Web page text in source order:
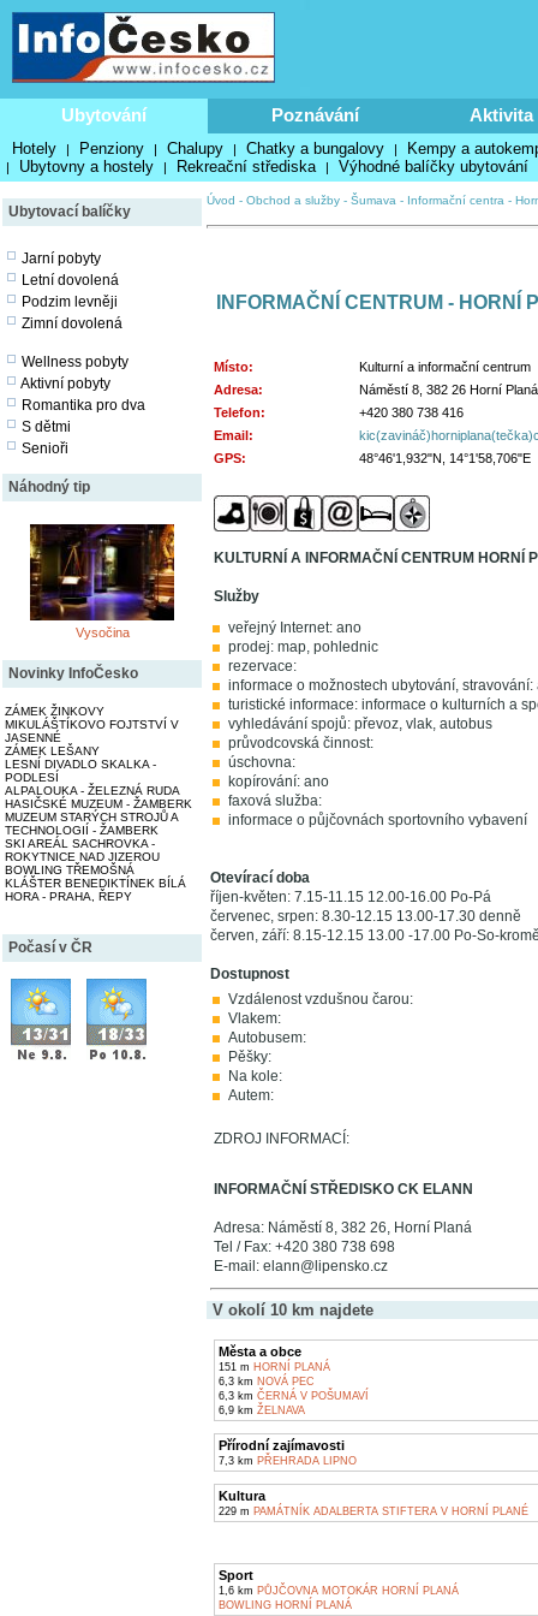
Ubytování Poznávání Aktivita
Hotely | Penziony | Chalupy | Chatky a bungalovy | Kempy a
| Ubytovny a hostely | Rekreační střediska | Výhodné balíčky ubytování
Ubytovací balíčky
Jarní pobyty
Letní dovolená
Podzim levněji
Zimní dovolená
Wellness pobyty
Aktivní pobyty
Romantika pro dva
S dětmi
Senioři
Náhodný tip
Vysočina
Novinky InfoČesko
ZÁMEK ŽINKOVY
MIKULÁŠTÍKOVO FOJTSTVÍ V
JASENNÉ
ZÁMEK LEŠANY
LESNÍ DIVADLO SKALKA -
PODLESÍ
ALPALOUKA - ŽELEZNÁ RUDA
HASIČSKÉ MUZEUM - ŽAMBERK
MUZEUM STARÝCH STROJŮ A
TECHNOLOGIÍ - ŽAMBERK
SKI AREÁL SACHROVKA -
ROKYTNICE NAD JIZEROU
BOWLING TŘEMOŠNÁ
KLÁŠTER BENEDIKTÍNEK BÍLÁ
HORA - PRAHA, ŘEPY
Počasí v ČR
Úvod - Obchod a služby - Šumava - Informační centra -
INFORMAČNÍ CENTRUM - HORNÍ
Místo:
Kulturní a informační centrum
Adresa:
Náměstí 8, 382 26 Horní Planá
Telefon:
+420 380 738 416
Email:
GPS:
48°46'1,932"N, 14°1'58,706"E
KULTURNÍ A INFORMAČNÍ CENTRUM HORNÍ
Služby
veřejný Internet: ano
prodej: map, pohlednic
rezervace:
informace o možnostech ubytování, stravování:
turistické informace: informace o kulturních a
vyhledávání spojů: převoz, vlak, autobus
průvodcovská činnost:
úschovna:
kopírování: ano
faxová služba:
informace o půjčovnách sportovního vybavení
Otevírací doba
říjen-květen: 7.15-11.15 12.00-16.00 Po-Pá
červenec, srpen: 8.30-12.15 13.00-17.30 denně
červen, září: 8.15-12.15 13.00 -17.00 Po-So-
Dostupnost
Vzdálenost vzdušnou čarou:
Vlakem:
Autobusem:
Pěšky:
Na kole:
Autem:
ZDROJ INFORMACÍ:
INFORMAČNÍ STŘEDISKO CK ELANN
Adresa: Náměstí 8, 382 26, Horní Planá
Tel / Fax: +420 380 738 698
E-mail: elann@lipensko.cz
V okolí 10 km najdete
Města a obce
151 m HORNÍ PLANÁ
6,3 km NOVÁ PEC
6,3 km ČERNÁ V POŠUMAVÍ
6,9 km ŽELNAVA
Přírodní zajímavosti
7,3 km PŘEHRADA LIPNO
Kultura
229 m PAMÁTNÍK ADALBERTA STIFTERA V HORNÍ PLANÉ
Sport
1,6 km PŮJČOVNA MOTOKÁR HORNÍ PLANÁ
BOWLING HORNÍ PLANÁ